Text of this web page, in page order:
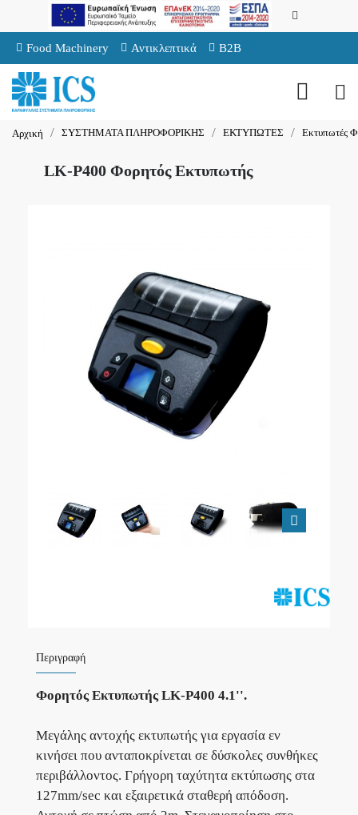
Food Machinery Αντικλεπτικά B2B
Αρχική ΣΥΣΤΗΜΑΤΑ ΠΛΗΡΟΦΟΡΙΚΗΣ ΕΚΤΥΠΩΤΕΣ Εκτυπωτές
LK-P400 Φορητός Εκτυπωτής
Περιγραφή
Φορητός Εκτυπωτής LK-P400 4.1''.
Μεγάλης αντοχής εκτυπωτής για εργασία εν
κινήσει που ανταποκρίνεται σε δύσκολες συνθήκες
περιβάλλοντος. Γρήγορη ταχύτητα εκτύπωσης στα
127mm/sec και εξαιρετικά σταθερή απόδοση.